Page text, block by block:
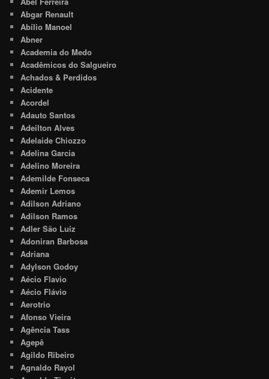
Abgar Renault
Abílio Manoel
Abner
Academia do Medo
Acadêmicos do Salgueiro
Achados & Perdidos
Acidente
Acordel
Adauto Santos
Adeilton Alves
Adelaide Chiozzo
Adelina Garcia
Adelino Moreira
Ademilde Fonseca
Ademir Lemos
Adilson Adriano
Adilson Ramos
Adler São Luiz
Adoniran Barbosa
Adriana
Adylson Godoy
Aécio Flavio
Aécio Flávio
Aerotrio
Afonso Vieira
Agência Tass
Agepê
Agildo Ribeiro
Agnaldo Rayol